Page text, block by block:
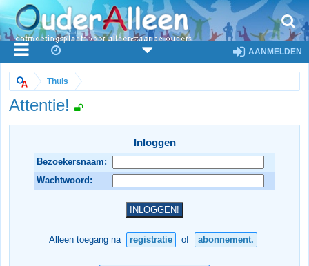
AANMELDEN
Thuis
Attentie!
Inloggen
Bezoekersnaam:
Wachtwoord:
Alleen toegang na registratie of abonnement.